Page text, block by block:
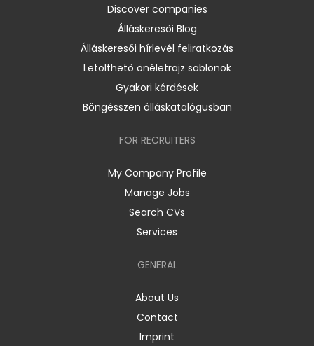
Discover companies
Álláskeresői Blog
Álláskeresői hírlevél feliratkozás
Letölthető önéletrajz sablonok
Gyakori kérdések
Böngésszen álláskatalógusban
FOR RECRUITERS
My Company Profile
Manage Jobs
Search CVs
Services
GENERAL
About Us
Contact
Imprint